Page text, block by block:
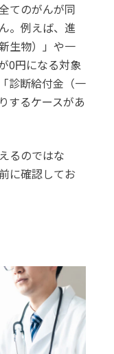
てのがんが同
。例えば、進
生物）」や一
0円になる対象
診断給付金（一
するケースがあ
るのではな
に確認してお